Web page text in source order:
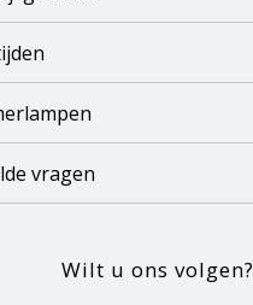
vragen
Wilt u ons volgen?